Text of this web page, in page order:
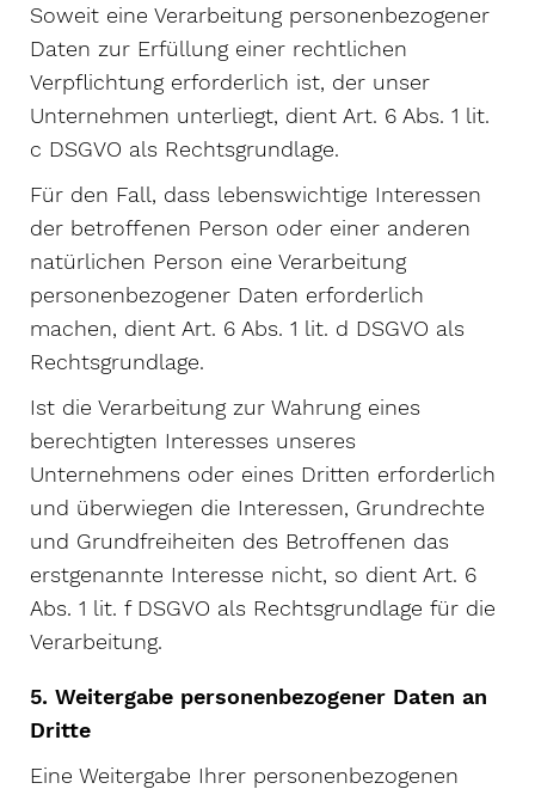
Soweit eine Verarbeitung personenbezogener
Daten zur Erfüllung einer rechtlichen
Verpflichtung erforderlich ist, der unser
Unternehmen unterliegt, dient Art. 6 Abs. 1 lit.
c DSGVO als Rechtsgrundlage.
Für den Fall, dass lebenswichtige Interessen
der betroffenen Person oder einer anderen
natürlichen Person eine Verarbeitung
personenbezogener Daten erforderlich
machen, dient Art. 6 Abs. 1 lit. d DSGVO als
Rechtsgrundlage.
Ist die Verarbeitung zur Wahrung eines
berechtigten Interesses unseres
Unternehmens oder eines Dritten erforderlich
und überwiegen die Interessen, Grundrechte
und Grundfreiheiten des Betroffenen das
erstgenannte Interesse nicht, so dient Art. 6
Abs. 1 lit. f DSGVO als Rechtsgrundlage für die
Verarbeitung.
5. Weitergabe personenbezogener Daten an
Dritte
Eine Weitergabe Ihrer personenbezogenen